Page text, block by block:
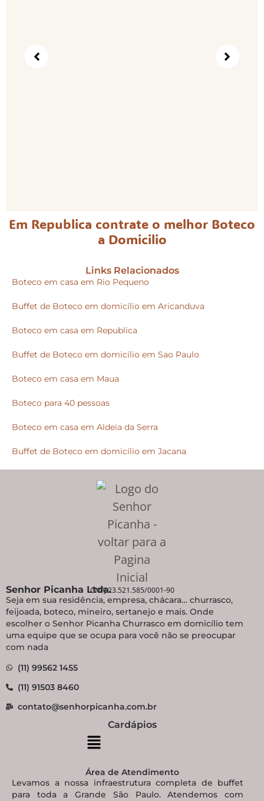
Em Republica contrate o melhor Boteco
a Domicilio
Links Relacionados
Boteco em casa em Rio Pequeno
Buffet de Boteco em domicílio em Aricanduva
Boteco em casa em Republica
Buffet de Boteco em domicílio em Sao Paulo
Boteco em casa em Maua
Boteco para 40 pessoas
Boteco em casa em Aldeia da Serra
Buffet de Boteco em domicílio em Jacana
Senhor Picanha Ltda.CNPJ 23.521.585/0001-90
Seja em sua residência, empresa, chácara… churrasco,
feijoada, boteco, mineiro, sertanejo e mais. Onde
escolher o Senhor Picanha Churrasco em domicílio tem
uma equipe que se ocupa para você não se preocupar
com nada
(11) 99562 1455
(11) 91503 8460
contato@senhorpicanha.com.br
Cardápios
Área de Atendimento
Levamos a nossa infraestrutura completa de buffet
para toda a Grande São Paulo. Atendemos com